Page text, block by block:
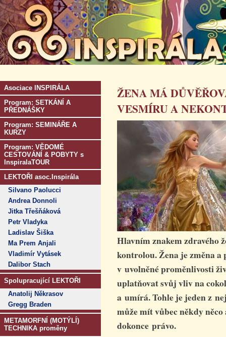
Asociace INSPIRÁLA
Program: SETKÁNÍ A
PŘEDNÁŠKY
Program: SEMINÁŘE A
KURZY
Program: VĚDOMÉ
CESTOVÁNÍ & POBYTY s
InspiralaTOUR
LEKTOŘI asoc.Inspirála
Silvano Paolucci
Andrea Donnoli
Jitka Třešňáková
Petr Vladyka
Ladislav Šiška
Ma Prem Anjali
Vladimír Vytásek
Dalibor Stach
Spolupracující LEKTOŘI
Anatolij Někrasov
Gregg Braden
METAMORFNÍ (MOTÝLÍ)
TECHNIKA proměny
ŽENA MÁ
VESMÍRU A
Hlavním znakem zdravého
kontrolou. Žena je změna a
v uvolněné proměnlivosti
uplatňovat svůj vliv na
a umírá.Tohle je jeden z
může mít vůbec někdy
dokonce právo.